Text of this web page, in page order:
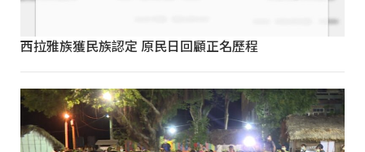
西拉雅族獲民族認定 原民日回顧正名歷程